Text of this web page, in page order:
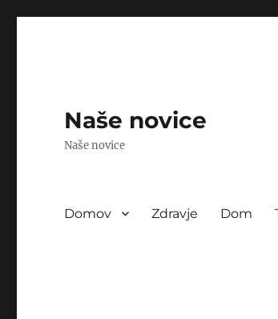
Naše novice
Naše novice
Domov Zdravje Dom